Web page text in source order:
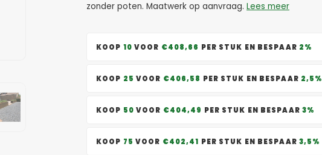
zonder poten. Maatwerk op aanvraag. Lees meer
KOOP 10 VOOR €408,66 PER STUK EN BESPAAR 2%
KOOP 25 VOOR €406,58 PER STUK EN BESPAAR 2,5%
KOOP 50 VOOR €404,49 PER STUK EN BESPAAR 3%
KOOP 75 VOOR €402,41 PER STUK EN BESPAAR 3,5%